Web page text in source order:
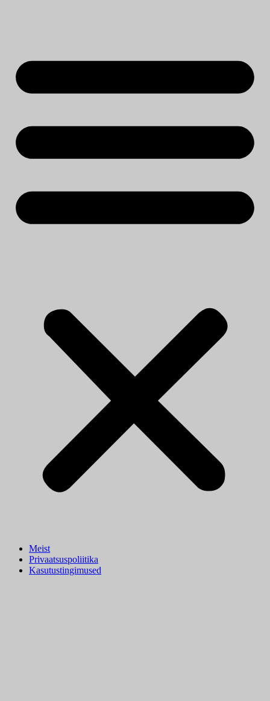
Meist
Privaatsuspoliitika
Kasutustingimused